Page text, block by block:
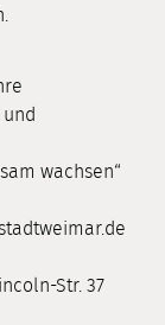
wachsen“
Str. 37